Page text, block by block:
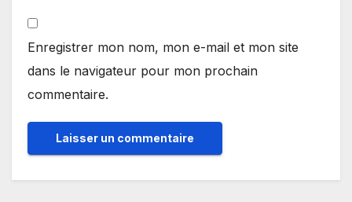
Enregistrer mon nom, mon e-mail et mon site
dans le navigateur pour mon prochain
commentaire.